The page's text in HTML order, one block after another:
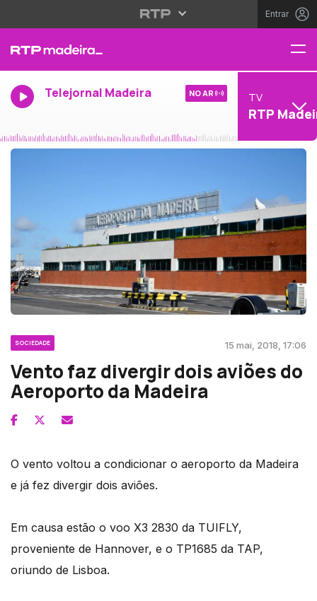
Entrar
Telejornal Madeira NO AR TV
RTP
SOCIEDADE 15 mai, 2018, 17:06
Vento faz divergir dois aviões do
Aeroporto da Madeira
O vento voltou a condicionar o aeroporto da Madeira
e já fez divergir dois aviões.
Em causa estão o voo X3 2830 da TUIFLY,
proveniente de Hannover, e o TP1685 da TAP,
oriundo de Lisboa.